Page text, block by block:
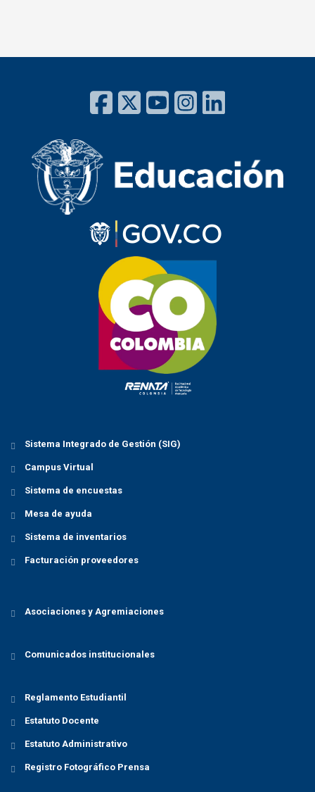
Sistema Integrado de Gestión (SIG)
Campus Virtual
Sistema de encuestas
Mesa de ayuda
Sistema de inventarios
Facturación proveedores
Asociaciones y Agremiaciones
Comunicados institucionales
Reglamento Estudiantil
Estatuto Docente
Estatuto Administrativo
Registro Fotográfico Prensa